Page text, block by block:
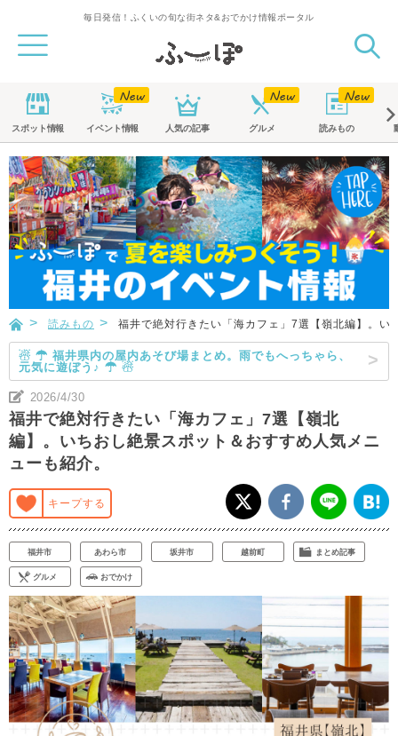
毎日発信！ふくいの旬な街ネタ&おでかけ情報ポータル
スポット情報 イベント情報 人気の記事 グルメ 読みもの
読みもの 福井で絶対行きたい「海カフェ」7選【嶺北編】。
☃ ☂ 福井県内の屋内あそび場まとめ。雨でもへっちゃら、
元気に遊ぼう♪ ☂ ☃
2026/4/30
福井で絶対行きたい「海カフェ」7選【嶺北
編】。いちおし絶景スポット＆おすすめ人気メニ
ューも紹介。
キープする
福井市 あわら市 坂井市 越前町 まとめ記事
グルメ おでかけ